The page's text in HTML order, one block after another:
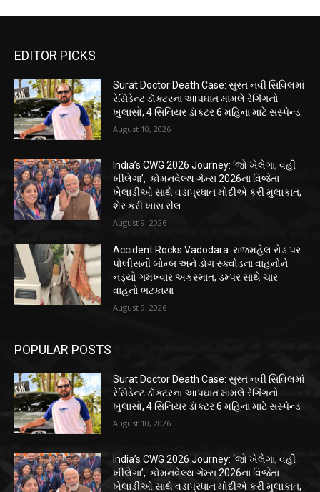
EDITOR PICKS
Surat Doctor Death Case: સુરત નવી સિવિલમાં
રેસિડેન્ટ ડૉક્ટરના આપઘાત મામલે રેગિંગનો
ખુલાસો, 4 સિનિયર ડૉક્ટર 6 મહિના માટે સસ્પેન્ડ
August 10, 2026
India’s CWG 2026 Journey: ‘જો ખેલેગા, વહીં
ખીલેગા’, કોમનવેલ્થ ગેમ્સ 2026ના વિજેતા
ખેલાડીઓ સાથે વડાપ્રધાન મોદીએ કરી મુલાકાત,
શેર કરી ખાસ રીલ
August 9, 2026
Accident Rocks Vadodara: રાજમહેલ રોડ પર
પોલીસની બોમ્બ અને ડોગ સ્ક્વોડના વાહનોને
નડ્યો ગમખ્વાર અકસ્માત, ડમ્પર સાથે ચાર
વાહનો ભટકાયા
August 9, 2026
POPULAR POSTS
Surat Doctor Death Case: સુરત નવી સિવિલમાં
રેસિડેન્ટ ડૉક્ટરના આપઘાત મામલે રેગિંગનો
ખુલાસો, 4 સિનિયર ડૉક્ટર 6 મહિના માટે સસ્પેન્ડ
August 10, 2026
India’s CWG 2026 Journey: ‘જો ખેલેગા, વહીં
ખીલેગા’, કોમનવેલ્થ ગેમ્સ 2026ના વિજેતા
ખેલાડીઓ સાથે વડાપ્રધાન મોદીએ કરી મુલાકાત,